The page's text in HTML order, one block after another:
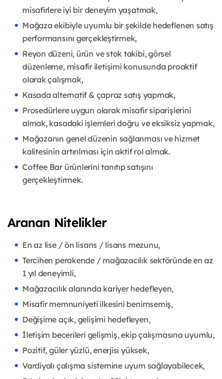
misafirlere iyi bir deneyim yaşatmak,
Mağaza ekibiyle uyumlu bir şekilde hedeflenen satış
performansını gerçekleştirmek,
Reyon düzeni, ürün ve stok takibi, görsel
düzenleme, misafir iletişimi konusunda proaktif
olarak çalışmak,
Kasada alternatif & çapraz satış yapmak,
Prosedürlere uygun olarak misafir siparişlerini
almak, kasadaki işlemleri doğru ve eksiksiz yapmak,
Mağazanın genel düzenin sağlanması ve hizmet
kalitesinin artırılması için aktif rol almak.
Coffee Bar ürünlerini tanıtıp satışını
gerçekleştirmek.
Aranan Nitelikler
En az lise / ön lisans / lisans mezunu,
Tercihen perakende / mağazacılık sektöründe en az
1 yıl deneyimli,
Mağazacılık alanında kariyer hedefleyen,
Misafir memnuniyeti ilkesini benimsemiş,
Değişime açık, gelişimi hedefleyen,
İletişim becerileri gelişmiş, ekip çalışmasına uyumlu,
Pozitif, güler yüzlü, enerjisi yüksek,
Vardiyalı çalışma sistemine uyum sağlayabilecek,